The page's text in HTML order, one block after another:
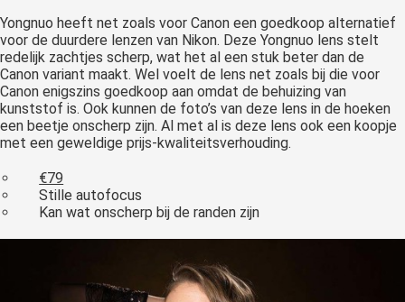
Yongnuo heeft net zoals voor Canon een goedkoop alternatief
voor de duurdere lenzen van Nikon. Deze Yongnuo lens stelt
redelijk zachtjes scherp, wat het al een stuk beter dan de
Canon variant maakt. Wel voelt de lens net zoals bij die voor
Canon enigszins goedkoop aan omdat de behuizing van
kunststof is. Ook kunnen de foto’s van deze lens in de hoeken
een beetje onscherp zijn. Al met al is deze lens ook een koopje
met een geweldige prijs-kwaliteitsverhouding.
€79
Stille autofocus
Kan wat onscherp bij de randen zijn